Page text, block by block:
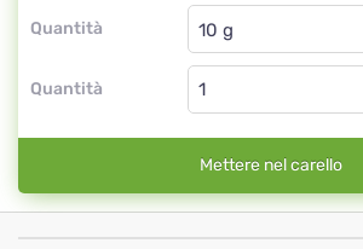
Quantità
Globuli
Quantità
Mettere nel carello